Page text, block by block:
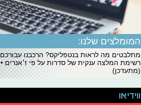
המומלצים שלנו:
מתלבטים מה לראות בנטפליקס? הרכבנו עבורכם
רשימת המלצה ענקית של סדרות על פי ז׳אנרים •
(מתעדכן)
ווידיאו